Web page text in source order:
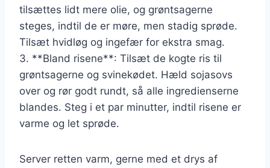
tilsættes lidt mere olie, og grøntsagerne
steges, indtil de er møre, men stadig sprøde.
Tilsæt hvidløg og ingefær for ekstra smag.
3. **Bland risene**: Tilsæt de kogte ris til
grøntsagerne og svinekødet. Hæld sojasovs
over og rør godt rundt, så alle ingredienserne
blandes. Steg i et par minutter, indtil risene er
varme og let sprøde.
Server retten varm, gerne med et drys af